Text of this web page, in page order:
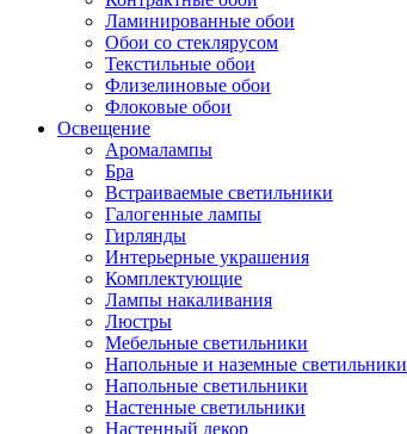
Ламинированные обои
Обои со стеклярусом
Текстильные обои
Флизелиновые обои
Флоковые обои
Освещение
Аромалампы
Бра
Встраиваемые светильники
Галогенные лампы
Гирлянды
Интерьерные украшения
Комплектующие
Лампы накаливания
Люстры
Мебельные светильники
Напольные и наземные светильники
Напольные светильники
Настенные светильники
Настенный декор